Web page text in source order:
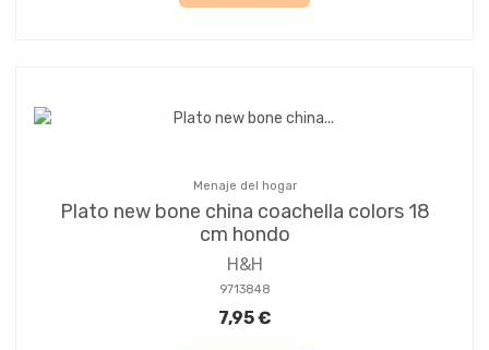
Menaje del hogar
Plato new bone china coachella colors 18
cm hondo
H&H
9713848
7,95 €